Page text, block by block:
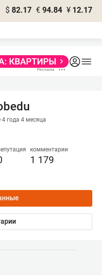
$ 82.17 € 94.84 ¥ 12.17
4 года 4 месяца
комментарии
1 179